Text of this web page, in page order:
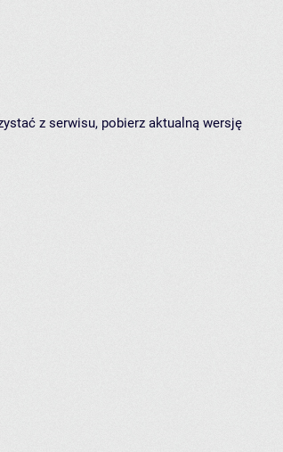
z serwisu, pobierz aktualną wersję